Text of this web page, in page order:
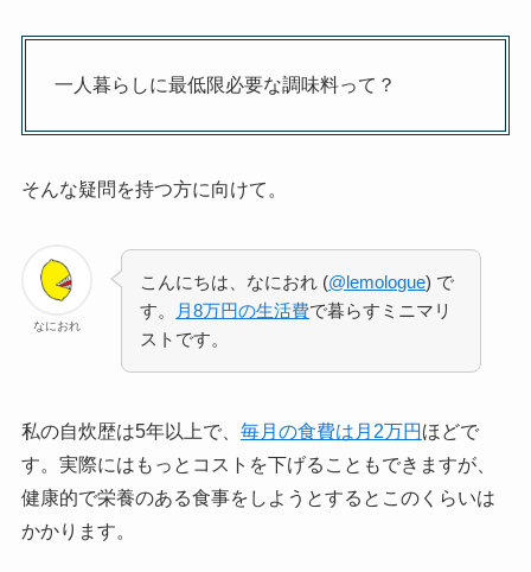
一人暮らしに最低限必要な調味料って？
そんな疑問を持つ方に向けて。
なにおれ
こんにちは、なにおれ (@lemologue) で
す。
月8万円の生活費で暮らすミニマリ
ストです。
私の自炊歴は5年以上で、 毎月の食費は月2万円 ほどで
す。実際にはもっとコストを下げることもできますが、
健康的で栄養のある食事をしようとするとこのくらいは
かかります。